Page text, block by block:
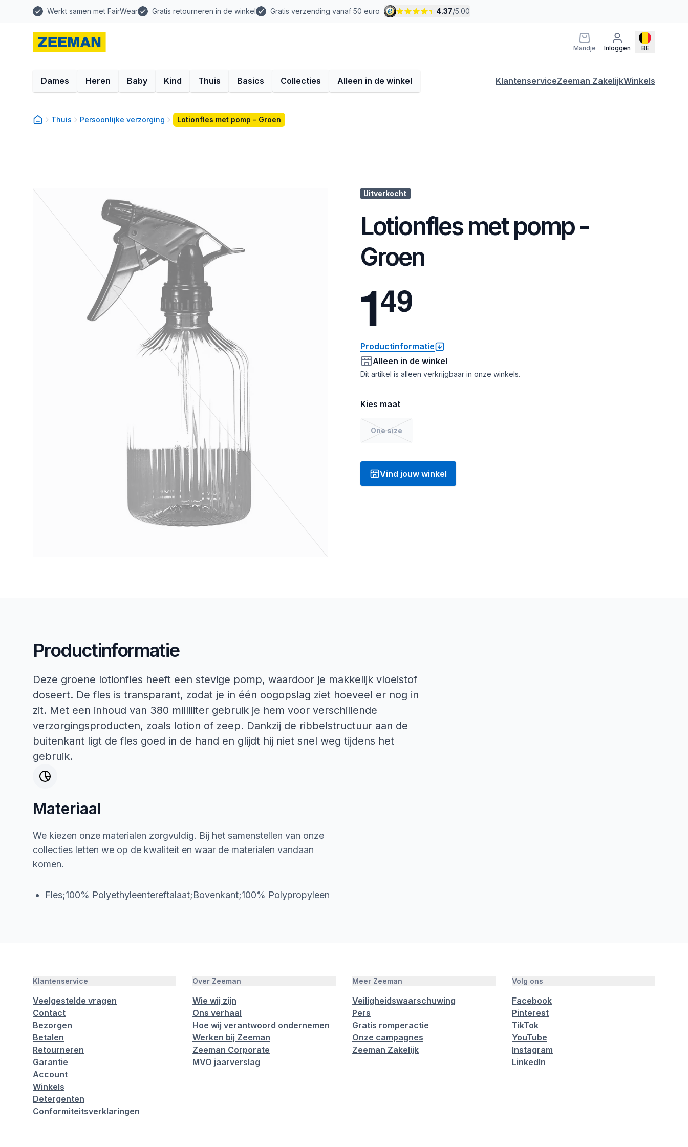
Werkt samen met FairWear Gratis retourneren in de winkel Gratis verzending vanaf 50 euro 4.37/5.00
Mandje Inloggen BE
Dames Heren Baby Kind Thuis Basics Collecties Alleen in de winkel KlantenserviceZeeman ZakelijkWinkels
Thuis Persoonlijke verzorging Lotionfles met pomp - Groen
Uitverkocht
Lotionfles met pomp -
Groen
149
Productinformatie
Alleen in de winkel
Dit artikel is alleen verkrijgbaar in onze winkels.
Kies maat
One size
Vind jouw winkel
Productinformatie
Deze groene lotionfles heeft een stevige pomp, waardoor je makkelijk vloeistof
doseert. De fles is transparant, zodat je in één oogopslag ziet hoeveel er nog in
zit. Met een inhoud van 380 milliliter gebruik je hem voor verschillende
verzorgingsproducten, zoals lotion of zeep. Dankzij de ribbelstructuur aan de
buitenkant ligt de fles goed in de hand en glijdt hij niet snel weg tijdens het
gebruik.
Materiaal
We kiezen onze materialen zorgvuldig. Bij het samenstellen van onze
collecties letten we op de kwaliteit en waar de materialen vandaan
komen.
Fles;100% Polyethyleentereftalaat;Bovenkant;100% Polypropyleen
Klantenservice
Veelgestelde vragen
Contact
Bezorgen
Betalen
Retourneren
Garantie
Account
Winkels
Detergenten
Conformiteitsverklaringen
Over Zeeman
Wie wij zijn
Ons verhaal
Hoe wij verantwoord ondernemen
Werken bij Zeeman
Zeeman Corporate
MVO jaarverslag
Meer Zeeman
Veiligheidswaarschuwing
Pers
Gratis romperactie
Onze campagnes
Zeeman Zakelijk
Volg ons
Facebook
Pinterest
TikTok
YouTube
Instagram
LinkedIn